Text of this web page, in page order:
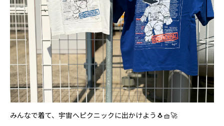
みんなで着て、宇宙へピクニックに出かけよう🐧🧺🚀